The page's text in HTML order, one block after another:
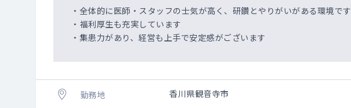
・全体的に医師・スタッフの士気が高く、研鑽とやりがいがある環境です
・福利厚生も充実しています
・集患力があり、経営も上手で安定感がございます
勤務地 香川県観音寺市